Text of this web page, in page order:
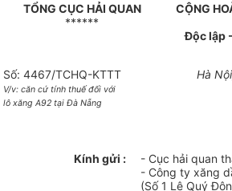
TỔNG CỤC HẢI QUAN
******
CỘNG
Độc lập
Số: 4467/TCHQ-KTTT
V/v: căn cứ tính thuế đối với
lô xăng A92 tại Đà Nẵng
Hà
Kính gửi :
- Cục hải quan
- Công ty xăng
(Số 1 Lê Quý